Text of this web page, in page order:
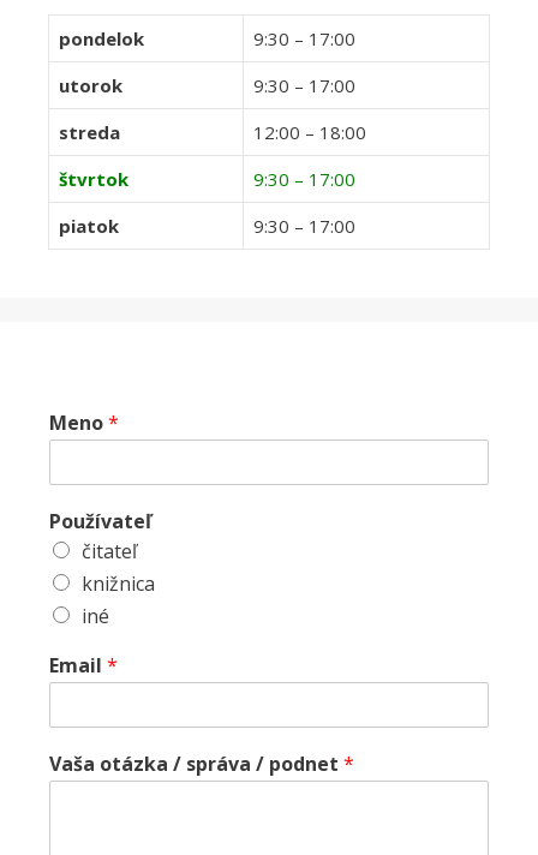
pondelok
9:30 – 17:00
utorok
9:30 – 17:00
streda
12:00 – 18:00
štvrtok
9:30 – 17:00
piatok
9:30 – 17:00
Meno*
Používateľ
čitateľ
knižnica
iné
Email *
Vaša otázka / správa / podnet *